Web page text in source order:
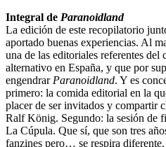
Integral de Paranoidland
La edición de este recopilatorio
aportado buenas experiencias. Al
una de las editoriales referentes del
alternativo en España, y que por
engendrar Paranoidland. Y es
primero: la comida editorial en la
placer de ser invitados y compartir
Ralf König. Segundo: la sesión de
La Cúpula. Que sí, que son tres
fanzines pero… se respira diferente.